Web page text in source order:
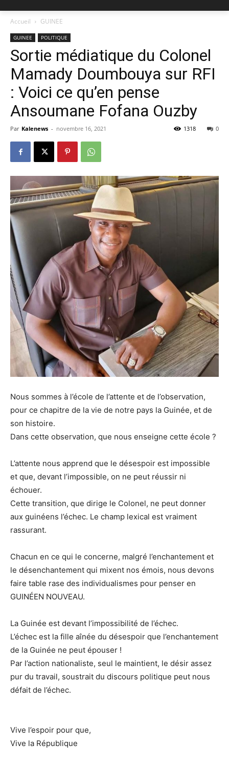
Accueil GUINEE
GUINEE POLITIQUE
Sortie médiatique du Colonel
Mamady Doumbouya sur RFI
: Voici ce qu’en pense
Ansoumane Fofana Ouzby
Par Kalenews - novembre 16, 2021 0
1318
Nous sommes à l’école de l’attente et de l’observation,
pour ce chapitre de la vie de notre pays la Guinée, et de
son histoire.
Dans cette observation, que nous enseigne cette école ?
L’attente nous apprend que le désespoir est impossible
et que, devant l’impossible, on ne peut réussir ni
échouer.
Cette transition, que dirige le Colonel, ne peut donner
aux guinéens l’échec. Le champ lexical est vraiment
rassurant.
Chacun en ce qui le concerne, malgré l’enchantement et
le désenchantement qui mixent nos émois, nous devons
faire table rase des individualismes pour penser en
GUINÉEN NOUVEAU.
La Guinée est devant l’impossibilité de l’échec.
L’échec est la fille aînée du désespoir que l’enchantement
de la Guinée ne peut épouser !
Par l’action nationaliste, seul le maintient, le désir assez
pur du travail, soustrait du discours politique peut nous
défait de l’échec.
Vive l’espoir pour que,
Vive la République